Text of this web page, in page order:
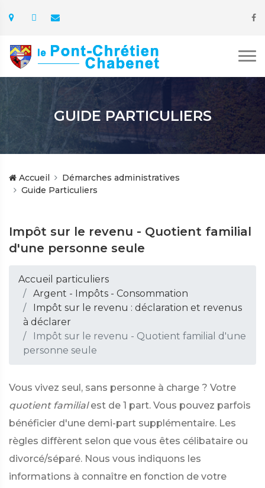
GUIDE PARTICULIERS
Accueil
Démarches administratives
Guide Particuliers
Impôt sur le revenu - Quotient familial
d'une personne seule
Accueil particuliers
Argent - Impôts - Consommation
Impôt sur le revenu : déclaration et revenus
à déclarer
Impôt sur le revenu - Quotient familial d'une
personne seule
Vous vivez seul, sans personne à charge ? Votre
quotient familial est de 1 part. Vous pouvez parfois
bénéficier d'une demi-part supplémentaire. Les
règles diffèrent selon que vous êtes célibataire ou
divorcé/séparé. Nous vous indiquons les
informations à connaître en fonction de votre